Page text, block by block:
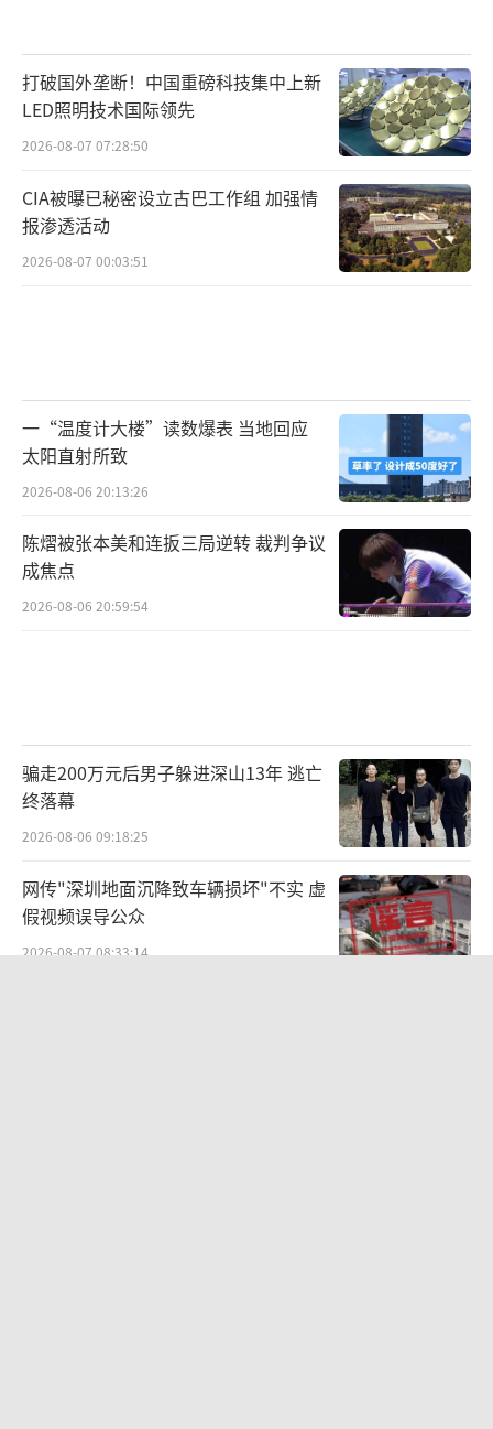
打破国外垄断！中国重磅科技集中上新
LED照明技术国际领先
2026-08-07 07:28:50
CIA被曝已秘密设立古巴工作组 加强情
报渗透活动
2026-08-07 00:03:51
一“温度计大楼”读数爆表 当地回应
太阳直射所致
2026-08-06 20:13:26
陈熠被张本美和连扳三局逆转 裁判争议
成焦点
2026-08-06 20:59:54
骗走200万元后男子躲进深山13年 逃亡
终落幕
2026-08-06 09:18:25
网传"深圳地面沉降致车辆损坏"不实 虚
假视频误导公众
2026-08-07 08:33:14